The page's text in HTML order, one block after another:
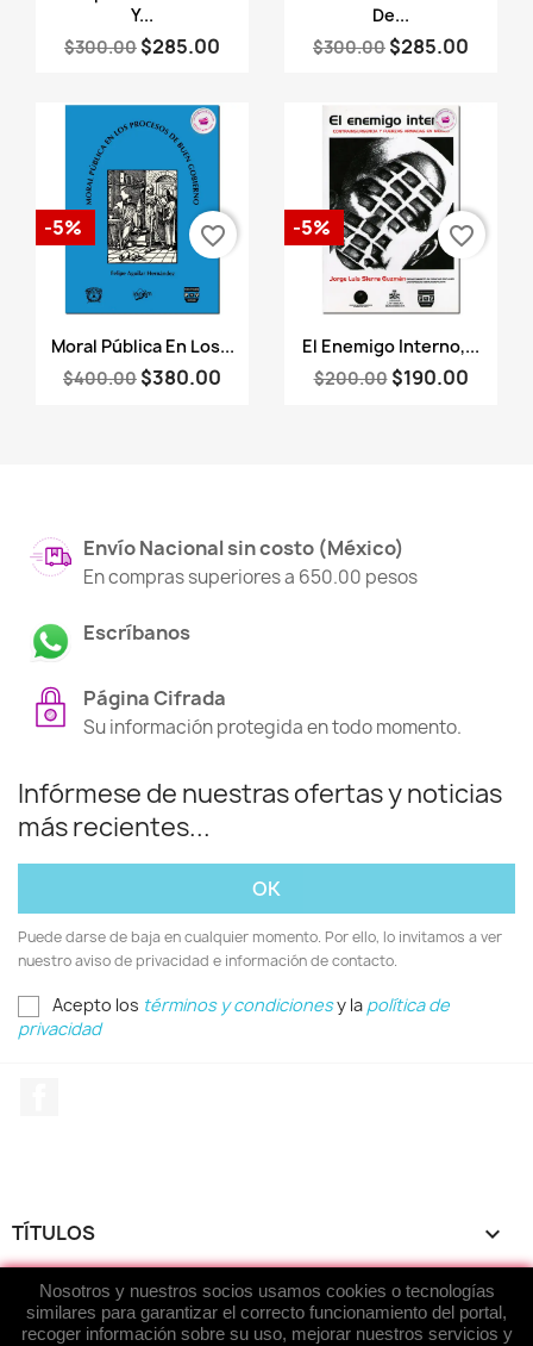
Y...
$300.00 $285.00
De...
$300.00 $285.00
 Vista rápida
Moral Pública En Los...
$400.00 $380.00
-5% favorite_border
Vista rápida
El Enemigo Interno,...
$200.00 $190.00
-5% favorite_border
Envío Nacional sin costo (México)
En compras superiores a 650.00 pesos
Escríbanos
Página Cifrada
Su información protegida en todo momento.
Infórmese de nuestras ofertas y noticias
más recientes...
Puede darse de baja en cualquier momento. Por ello, lo invitamos a ver
nuestro aviso de privacidad e información de contacto.
Acepto los términos y condicionesy la política de
privacidad
TÍTULOS 
ACERCA DE... 
Nosotros y nuestros socios usamos cookies o tecnologías
similares para garantizar el correcto funcionamiento del portal,
recoger información sobre su uso, mejorar nuestros servicios y